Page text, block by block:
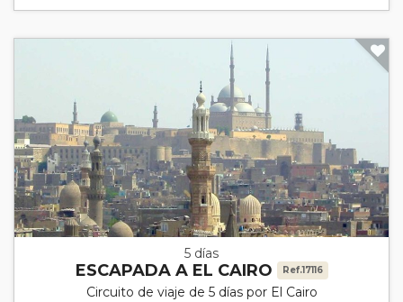
5 días
ESCAPADA A EL CAIRO Ref.17116
Circuito de viaje de 5 días por El Cairo